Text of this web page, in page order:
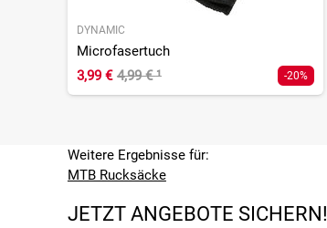
DYNAMIC
Microfasertuch
3,99 € 4,99 €¹ -20%
Weitere Ergebnisse für:
MTB Rucksäcke
JETZT ANGEBOTE SICHERN!